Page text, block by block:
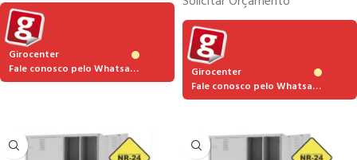
Girocenter
Fale conosco pelo Whatsapp
Girocenter
Fale conosco pelo Whatsapp